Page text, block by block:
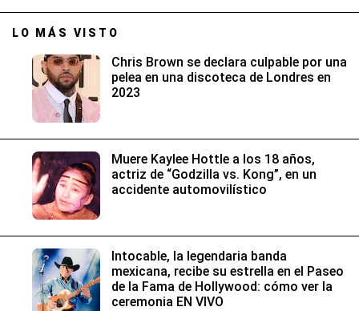
LO MÁS VISTO
Chris Brown se declara culpable por una
pelea en una discoteca de Londres en
2023
Muere Kaylee Hottle a los 18 años,
actriz de “Godzilla vs. Kong”, en un
accidente automovilístico
Intocable, la legendaria banda
mexicana, recibe su estrella en el Paseo
de la Fama de Hollywood: cómo ver la
ceremonia EN VIVO